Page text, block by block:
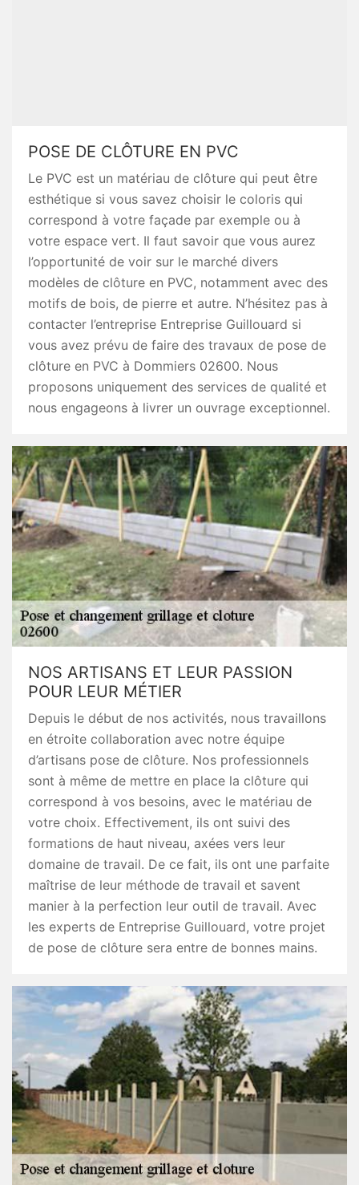
POSE DE CLÔTURE EN PVC
Le PVC est un matériau de clôture qui peut être
esthétique si vous savez choisir le coloris qui
correspond à votre façade par exemple ou à
votre espace vert. Il faut savoir que vous aurez
l’opportunité de voir sur le marché divers
modèles de clôture en PVC, notamment avec des
motifs de bois, de pierre et autre. N’hésitez pas à
contacter l’entreprise Entreprise Guillouard si
vous avez prévu de faire des travaux de pose de
clôture en PVC à Dommiers 02600. Nous
proposons uniquement des services de qualité et
nous engageons à livrer un ouvrage exceptionnel.
NOS ARTISANS ET LEUR PASSION
POUR LEUR MÉTIER
Depuis le début de nos activités, nous travaillons
en étroite collaboration avec notre équipe
d’artisans pose de clôture. Nos professionnels
sont à même de mettre en place la clôture qui
correspond à vos besoins, avec le matériau de
votre choix. Effectivement, ils ont suivi des
formations de haut niveau, axées vers leur
domaine de travail. De ce fait, ils ont une parfaite
maîtrise de leur méthode de travail et savent
manier à la perfection leur outil de travail. Avec
les experts de Entreprise Guillouard, votre projet
de pose de clôture sera entre de bonnes mains.